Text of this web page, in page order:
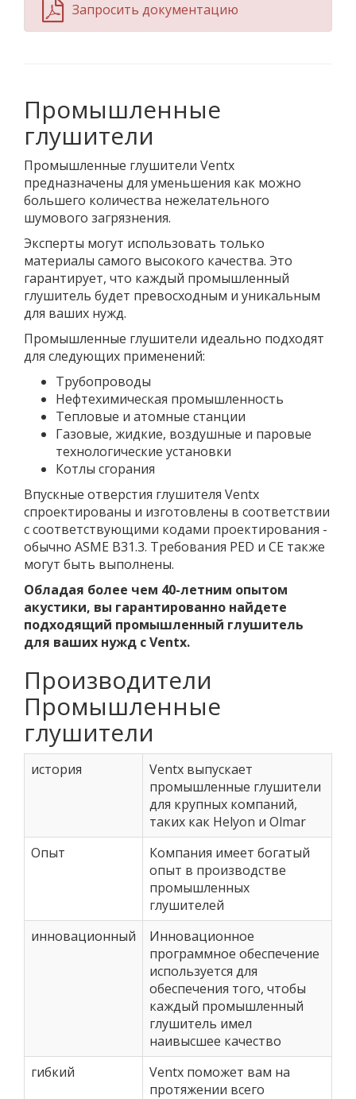
Запросить документацию
Промышленные
глушители
Промышленные глушители Ventx
предназначены для уменьшения как можно
большего количества нежелательного
шумового загрязнения.
Эксперты могут использовать только
материалы самого высокого качества. Это
гарантирует, что каждый промышленный
глушитель будет превосходным и уникальным
для ваших нужд.
Промышленные глушители идеально подходят
для следующих применений:
Трубопроводы
Нефтехимическая промышленность
Тепловые и атомные станции
Газовые, жидкие, воздушные и паровые
технологические установки
Котлы сгорания
Впускные отверстия глушителя Ventx
спроектированы и изготовлены в соответствии
с соответствующими кодами проектирования -
обычно ASME B31.3. Требования PED и CE также
могут быть выполнены.
Обладая более чем 40-летним опытом
акустики, вы гарантированно найдете
подходящий промышленный глушитель
для ваших нужд с Ventx.
Производители
Промышленные
глушители
история
Ventx выпускает
промышленные глушители
для крупных компаний,
таких как Helyon и Olmar
Опыт
Компания имеет богатый
опыт в производстве
промышленных
глушителей
инновационный
Инновационное
программное обеспечение
используется для
обеспечения того, чтобы
каждый промышленный
глушитель имел
наивысшее качество
гибкий
Ventx поможет вам на
протяжении всего